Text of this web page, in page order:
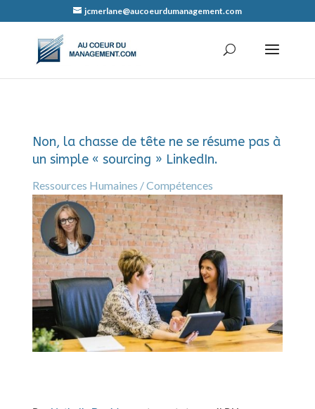
jcmerlane@aucoeurdumanagement.com
Non, la chasse de tête ne se résume pas à
un simple « sourcing » LinkedIn.
Ressources Humaines / Compétences